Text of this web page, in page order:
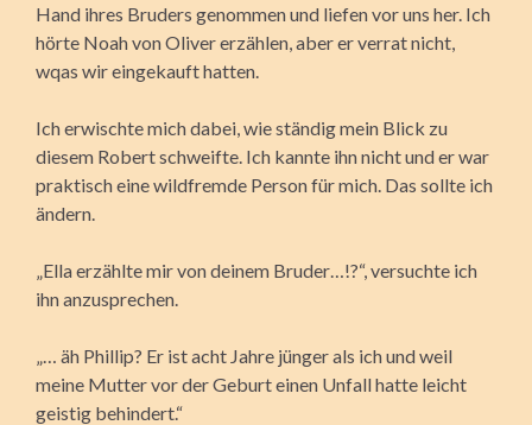
Hand ihres Bruders genommen und liefen vor uns her. Ich
hörte Noah von Oliver erzählen, aber er verrat nicht,
wqas wir eingekauft hatten.
Ich erwischte mich dabei, wie ständig mein Blick zu
diesem Robert schweifte. Ich kannte ihn nicht und er war
praktisch eine wildfremde Person für mich. Das sollte ich
ändern.
„Ella erzählte mir von deinem Bruder…!?“, versuchte ich
ihn anzusprechen.
„… äh Phillip? Er ist acht Jahre jünger als ich und weil
meine Mutter vor der Geburt einen Unfall hatte leicht
geistig behindert.“